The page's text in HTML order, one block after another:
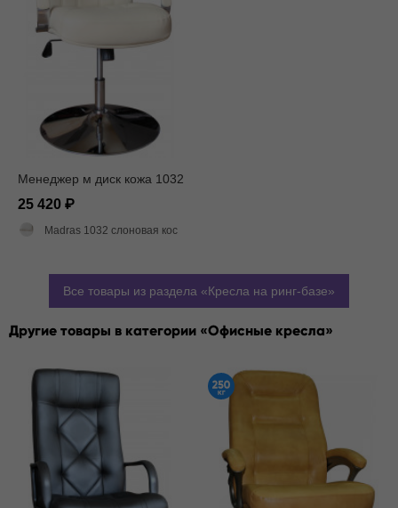
Менеджер м диск кожа 1032
25 420
Madras 1032 слоновая кость матовый
Все товары из раздела Кресла на ринг-базе
Другие товары в категории Офисные кресла